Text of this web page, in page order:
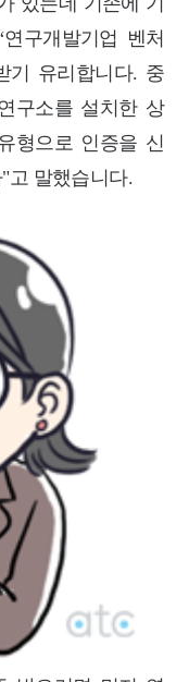
‘연구개발기업 벤처
기 유리합니다. 중
구소를 설치한 상
형으로 인증을 신
고 말했습니다.